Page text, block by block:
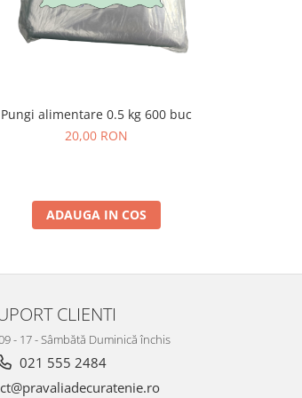
Pungi alimentare 0.5 kg 600 buc
20,00 RON
ADAUGA IN COS
CLIENTI
- 17 - Sâmbătă Duminică închis
021 555 2484